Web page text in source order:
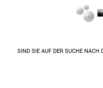
SIND SIE AUF DER SUCHE NACH